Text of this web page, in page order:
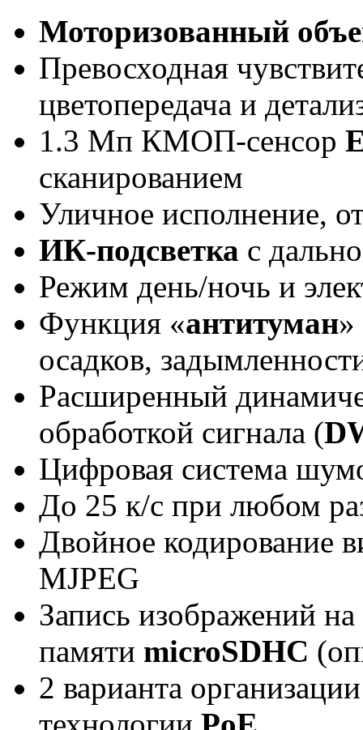
Моторизованный
Превосходная
цветопередача и
1.3 Мп КМОП-сенсор
сканированием
Уличное исполнение,
ИК-подсветка с
Режим день/ночь и
Функция «антитуман»
осадков,
Расширенный
обработкой сигнала (
Цифровая система
До 25 к/с при любом
Двойное кодирование
MJPEG
Запись изображений на
памяти microSDHC
2 варианта